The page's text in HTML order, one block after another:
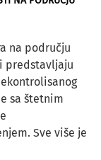
na području
predstavljaju
sa štetnim
Sve više je